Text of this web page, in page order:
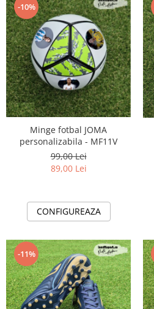
-10%
Minge fotbal JOMA
personalizabila - MF11V
99,00 Lei
89,00 Lei
CONFIGUREAZA
-11%